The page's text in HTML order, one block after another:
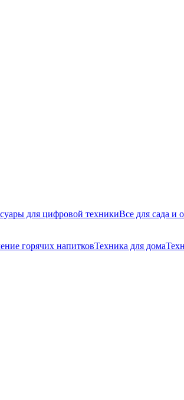
для цифровой техникиВсе для сада и
горячих напитковТехника для дома